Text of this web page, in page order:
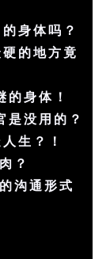
身体吗？
的地方竟
身体！
是没用的？
生？！
？
沟通形式